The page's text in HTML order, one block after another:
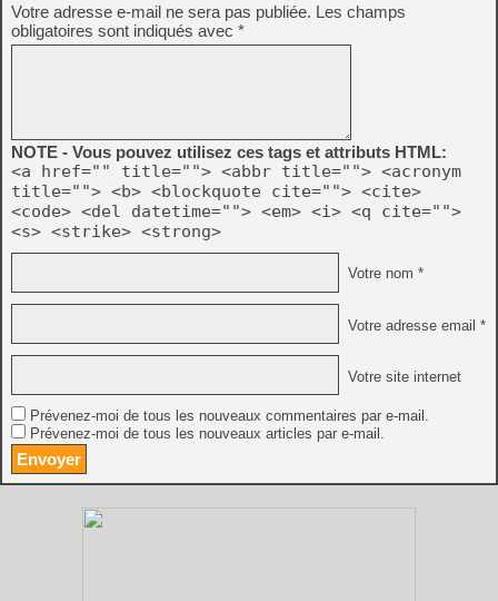
Votre adresse e-mail ne sera pas publiée. Les champs
obligatoires sont indiqués avec *
NOTE - Vous pouvez utilisez ces tags et attributs HTML:
<a href="" title=""> <abbr title=""> <acronym
title=""> <b> <blockquote cite=""> <cite>
<code> <del datetime=""> <em> <i> <q cite="">
<s> <strike> <strong>
Votre nom *
Votre adresse email *
Votre site internet
Prévenez-moi de tous les nouveaux commentaires par e-mail.
Prévenez-moi de tous les nouveaux articles par e-mail.